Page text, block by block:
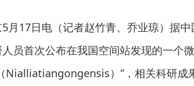
5月17日电（记者赵竹青、乔业琼）据
员首次公布在我国空间站发现的一个
Nialliatiangongensis）”，相关科研成